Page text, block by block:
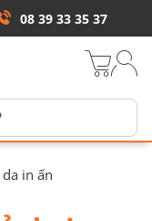
08 39 33 35 37
in ấn